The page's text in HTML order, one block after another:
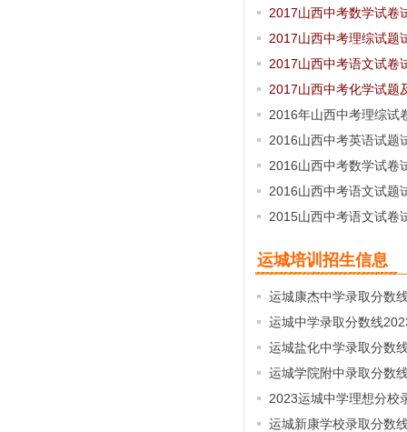
2017山西中考数学试卷
2017山西中考理综试题
2017山西中考语文试卷
2017山西中考化学试题
2016年山西中考理综试
2016山西中考英语试题
2016山西中考数学试卷
2016山西中考语文试题
2015山西中考语文试卷
运城培训招生信息
运城康杰中学录取分数
运城中学录取分数线
运城盐化中学录取分数
运城学院附中录取分数
2023运城中学理想分校
运城新康学校录取分数